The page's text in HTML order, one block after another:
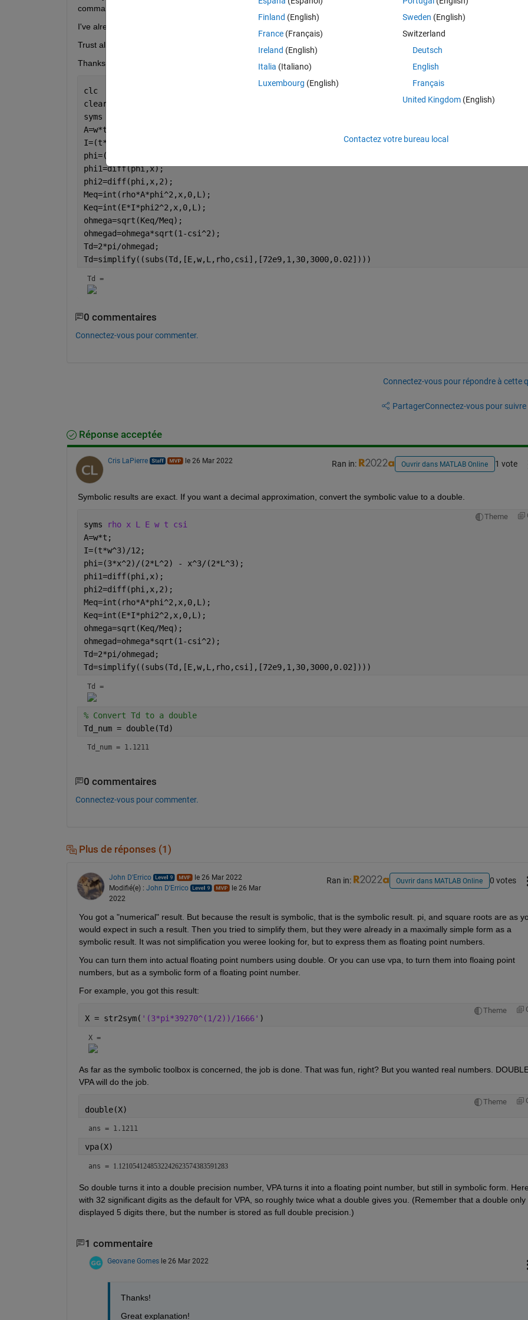
command window it shows 1.1211, as I want, but not direct from the script.
I've already tried using simplify/simplifyFraction but didn't work.
Trust all clear
Thanks
clc
clear
syms
A=w*t;
I=(t*w^3)/12;
phi=(3*x^2)/(2*L^2) - x^3/(2*L^3);
phi1=diff(phi,x);
phi2=diff(phi,x,2);
Meq=int(rho*A*phi^2,x,0,L);
Keq=int(E*I*phi2^2,x,0,L);
ohmega=sqrt(Keq/Meq);
ohmegad=ohmega*sqrt(1-csi^2);
Td=2*pi/ohmegad;
Td=simplify((subs(Td,[E,w,L,rho,csi],[72e9,1,30,3000,0.02])))
Td =
0 commentaires
Connectez-vous pour commenter.
Connectez-vous pour répondre à cette
PartagerConnectez-vous pour suivre
Réponse acceptée
Cris LaPierre le 26 Mar 2022 Ran in: Ouvrir dans MATLAB Online 1 vote
Symbolic results are exact. If you want a decimal approximation, convert the symbolic value to a double.
Theme
syms
rho x L E w t csi
A=w*t;
I=(t*w^3)/12;
phi=(3*x^2)/(2*L^2) - x^3/(2*L^3);
phi1=diff(phi,x);
phi2=diff(phi,x,2);
Meq=int(rho*A*phi^2,x,0,L);
Keq=int(E*I*phi2^2,x,0,L);
ohmega=sqrt(Keq/Meq);
ohmegad=ohmega*sqrt(1-csi^2);
Td=2*pi/ohmegad;
Td=simplify((subs(Td,[E,w,L,rho,csi],[72e9,1,30,3000,0.02])))
Td =
% Convert Td to a double
Td_num = double(Td)
Td_num = 1.1211
0 commentaires
Connectez-vous pour commenter.
Plus de réponses (1)
John D'Errico
le 26 Mar 2022
Modifié(e) : John D'Errico
le 26 Mar
2022
Ran in: Ouvrir dans MATLAB Online 0 votes
You got a "numerical" result. But because the result is symbolic, that is the symbolic result. pi, and square roots are as
would expect in such a result. Then you tried to simplify them, but they were already in a maximally simple form as a
symbolic result. It was not simplification you weree looking for, but to express them as floating point numbers.
You can turn them into actual floating point numbers using double. Or you can use vpa, to turn them into floaing point
numbers, but as a symbolic form of a floating point number.
For example, you got this result:
Theme
X = str2sym( '(3*pi*39270^(1/2))/1666' )
X =
As far as the symbolic toolbox is concerned, the job is done. That was fun, right? But you wanted real numbers.
VPA will do the job.
Theme
double(X)
ans = 1.1211
vpa(X)
ans = 1.1210541248532242623574383591283
So double turns it into a double precision number, VPA turns it into a floating point number, but still in symbolic form. Here
with 32 significant digits as the default for VPA, so roughly twice what a double gives you. (Remember that a double only
displayed 5 digits there, but the number is stored as full double precision.)
1 commentaire
Geovane Gomes le 26 Mar 2022
Thanks!
Great explanation!
Finland (English)
France (Français)
Ireland (English)
Italia (Italiano)
Luxembourg (English)
Sweden (English)
Switzerland
Deutsch
English
Français
United Kingdom(English)
Contactez votre bureau local